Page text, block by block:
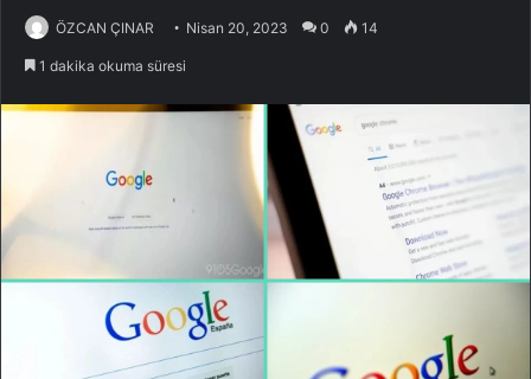
ÖZCAN ÇINAR Nisan 20, 2023 0 14
1 dakika okuma süresi